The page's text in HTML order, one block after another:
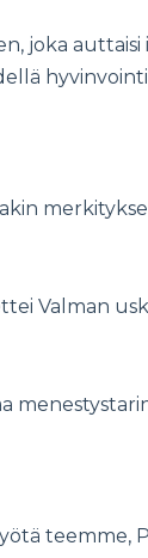
joka auttaisi
Valman
teemme,